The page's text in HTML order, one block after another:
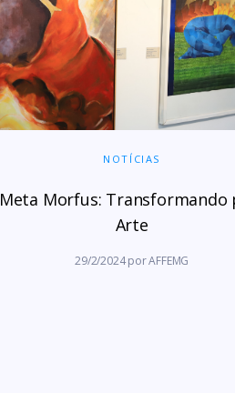
NOTÍCIAS
Meta Morfus: Transformando
Arte
29/2/2024porAFFEMG